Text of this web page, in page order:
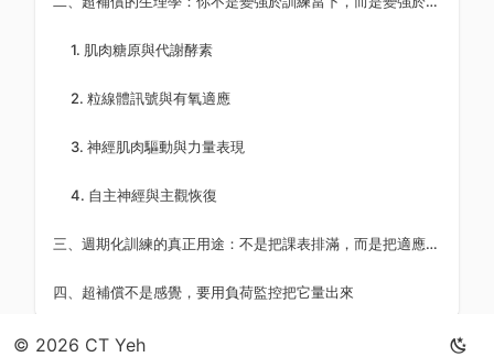
1. 肌肉糖原與代謝酵素
2. 粒線體訊號與有氧適應
3. 神經肌肉驅動與力量表現
4. 自主神經與主觀恢復
三、週期化訓練的真正用途：不是把課表排滿，而是把適應排對順序
四、超補償不是感覺，要用負荷監控把它量出來
© 2026 CT Yeh